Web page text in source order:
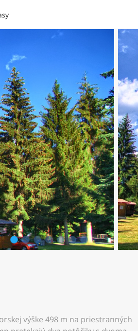
1 2 3 4 5 6 7
výške 498 m na priestranných